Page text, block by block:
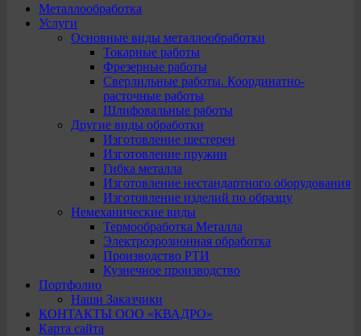
Металлообработка
Услуги
Основные виды металлообработки
Токарные работы
Фрезерные работы
Сверлильные работы. Координатно-
расточные работы
Шлифовальные работы
Другие виды обработки
Изготовление шестерен
Изготовление пружин
Гибка металла
Изготовление нестандартного оборудования
Изготовление изделий по образцу
Немеханические виды
Термообработка Металла
Электроэрозионная обработка
Производство РТИ
Кузнечное производство
Портфолио
Наши Заказчики
КОНТАКТЫ ООО «КВАДРО»
Карта сайта